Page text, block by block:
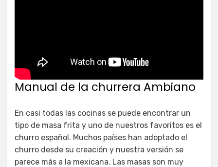
Manual de la churrera Ambiano
En casi todas las cocinas se puede encontrar un
tipo de masa frita y uno de nuestros favoritos es el
churro español. Muchos países han adoptado el
churro desde su creación y nuestra versión se
parece más a la mexicana. Las masas son muy